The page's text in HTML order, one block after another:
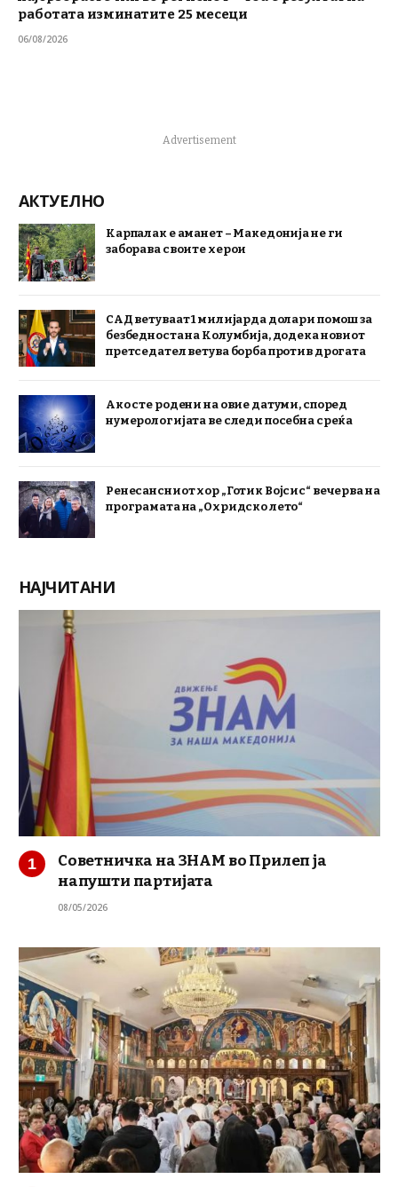
работата изминатите 25 месеци
06/08/2026
Advertisement
АКТУЕЛНО
Карпалак е аманет – Македонија не ги
заборава своите херои
САД ветуваат 1 милијарда долари помош за
безбедноста на Колумбија, додека новиот
претседател ветува борба против дрогата
Ако сте родени на овие датуми, според
нумерологијата ве следи посебна среќа
Ренесансниот хор „Готик Војсис“ вечерва на
програмата на „Охридско лето“
НАЈЧИТАНИ
Советничка на ЗНАМ во Прилеп ја
напушти партијата
08/05/2026